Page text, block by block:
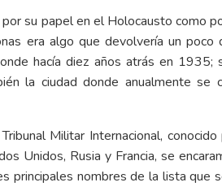
su papel en el Holocausto como
era algo que devolvería un poco
hacía diez años atrás en 1935;
la ciudad donde anualmente se
Militar Internacional,
Unidos, Rusia y Francia, se
principales nombres de la lista que